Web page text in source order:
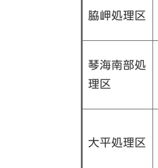
脇岬処理区
琴海南部処
理区
大平処理区